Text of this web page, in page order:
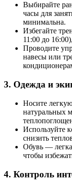
Выбирайте
часы для
минимальна.
Избегайте
11:00 до
Проводите
навесы или
3. Одежда и
Носите
натуральных
Используйте
снизить
Обувь —
чтобы
4. Контроль